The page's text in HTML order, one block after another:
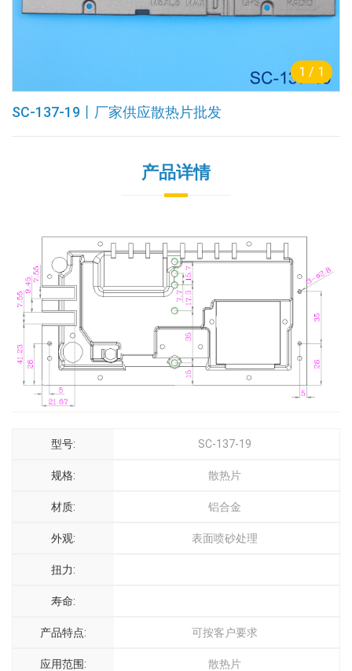
1 / 1
SC-137-19丨厂家供应散热片批发
产品详情
型号: SC-137-19
规格: 散热片
材质: 铝合金
外观: 表面喷砂处理
扭力:
寿命:
产品特点: 可按客户要求
应用范围: 散热片